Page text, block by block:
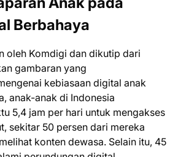
Berbahaya
oleh Komdigi dan dikutip dari
gambaran yang
kebiasaan digital anak
anak-anak di Indonesia
5,4 jam per hari untuk mengakses
sekitar 50 persen dari mereka
konten dewasa. Selain itu, 45